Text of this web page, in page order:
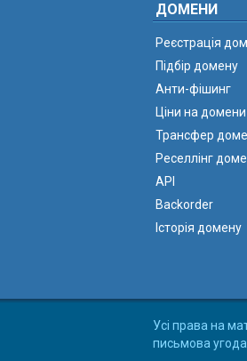
ДОМЕНИ
Реєстрація
Підбір домену
Анти-фішинг
Ціни на домени
Трансфер
Реселлінг
API
Backorder
Історія домену
Усі права на
письмова